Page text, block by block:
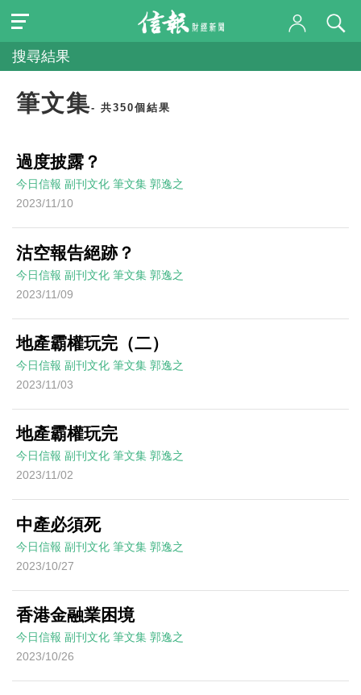
搜尋結果
筆文集- 共350個結果
過度披露？
今日信報 副刊文化 筆文集 郭逸之
2023/11/10
沽空報告絕跡？
今日信報 副刊文化 筆文集 郭逸之
2023/11/09
地產霸權玩完（二）
今日信報 副刊文化 筆文集 郭逸之
2023/11/03
地產霸權玩完
今日信報 副刊文化 筆文集 郭逸之
2023/11/02
中產必須死
今日信報 副刊文化 筆文集 郭逸之
2023/10/27
香港金融業困境
今日信報 副刊文化 筆文集 郭逸之
2023/10/26